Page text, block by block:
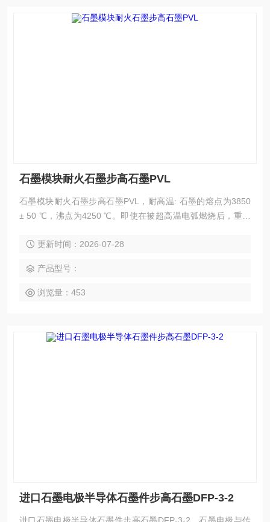
石墨模块耐火石墨步高石墨PVL
石墨模块耐火石墨步高石墨PVL，耐高温: 石墨的熔点为3850
± 50 ℃，沸点为4250 ℃。即使在被超高温电弧燃烧后，重量
增加。在2000 ℃ 时，石墨的强度加倍。
更新时间：2026-07-28
产品型号：
浏览量：453
进口石墨电极半导体石墨件步高石墨DFP-3-2